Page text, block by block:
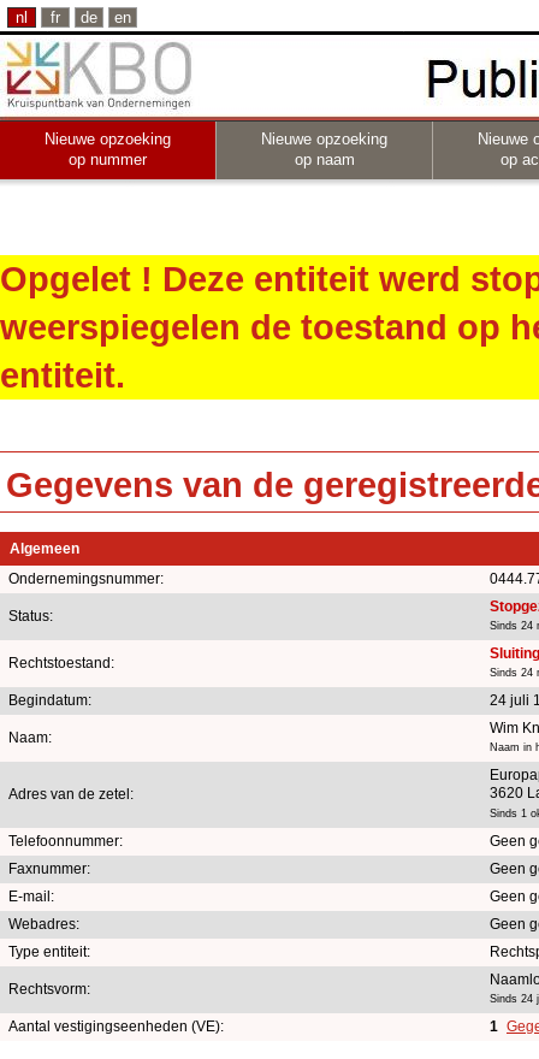
nl fr de en
Nieuwe opzoeking
op nummer
Nieuwe opzoeking
op naam
Nieuwe
op
Opgelet ! Deze entiteit werd
weerspiegelen de toestand op
entiteit.
Gegevens van de
Algemeen
Ondernemingsnummer:
Status:
Sinds 24
Rechtstoestand:
Sinds 24
Begindatum: 24 juli
Naam:
Wim
Naam in
Adres van de zetel:
3620
Sinds 1
Telefoonnummer:
Geen
Faxnummer:
Geen
E-mail:
Geen
Webadres:
Geen
Type entiteit:
Rechtsvorm:
Sinds 24
Aantal vestigingseenheden (VE): 1